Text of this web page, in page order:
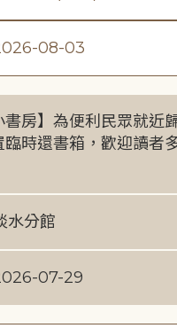
08-03
書房】為便利民眾就近
臨時還書箱，歡迎讀者
水分館
07-29